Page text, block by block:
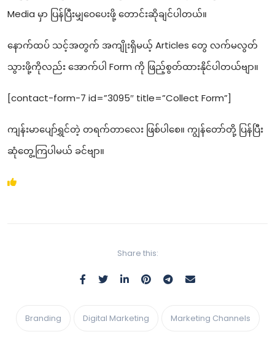
Media မှာ ပြန်ပြီးမျှဝေပေးဖို့ တောင်းဆိုချင်ပါတယ်။
နောက်ထပ် သင့်အတွက် အကျိုးရှိမယ့် Articles တွေ လက်မလွတ်
သွားဖို့ကိုလည်း အောက်ပါ Form ကို ဖြည့်စွတ်ထားနိုင်ပါတယ်ဗျာ။
[contact-form-7 id=”3095″ title=”Collect Form”]
ကျန်းမာပျော်ရွှင်တဲ့ တရက်တာလေး ဖြစ်ပါစေ။ ကျွန်တော်တို့ ပြန်ပြီး
ဆုံတွေ့ကြပါမယ် ခင်ဗျာ။
Share this:
Branding Digital Marketing Marketing Channels